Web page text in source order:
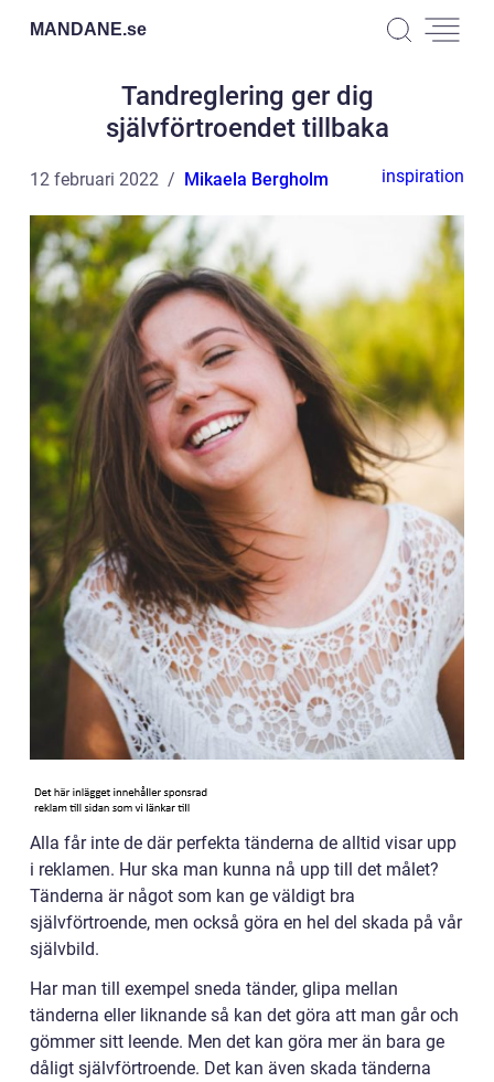
MANDANE.se
Tandreglering ger dig
självförtroendet tillbaka
12 februari 2022 Mikaela Bergholm inspiration
Alla får inte de där perfekta tänderna de alltid visar upp
i reklamen. Hur ska man kunna nå upp till det målet?
Tänderna är något som kan ge väldigt bra
självförtroende, men också göra en hel del skada på vår
självbild.
Har man till exempel sneda tänder, glipa mellan
tänderna eller liknande så kan det göra att man går och
gömmer sitt leende. Men det kan göra mer än bara ge
dåligt självförtroende. Det kan även skada tänderna